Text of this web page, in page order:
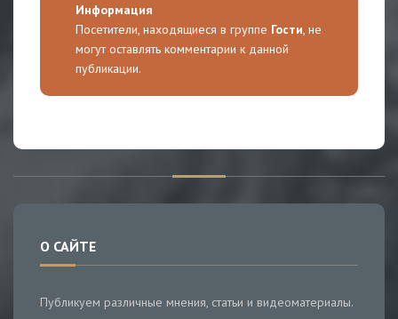
Информация
Посетители, находящиеся в группе Гости, не
могут оставлять комментарии к данной
публикации.
О САЙТЕ
Публикуем различные мнения, статьи и видеоматериалы.